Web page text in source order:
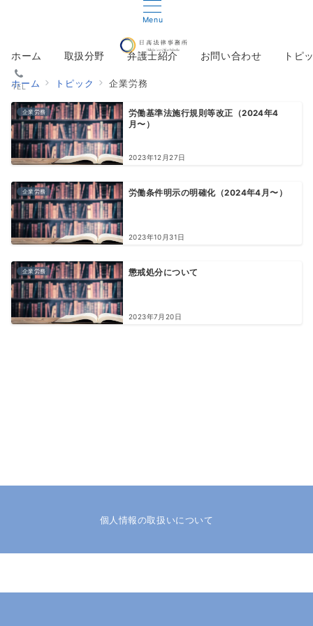
Menu
TEL
ホーム 取扱分野 弁護士紹介 お問い合わせ トピ
ホーム トピック 企業労務
企業労務
労働基準法施行規則等改正（2024年4
月〜）
2023年12月27日
企業労務 労働条件明示の明確化（2024年4月〜）
2023年10月31日
企業労務 懲戒処分について
2023年7月20日
個人情報の取扱いについて